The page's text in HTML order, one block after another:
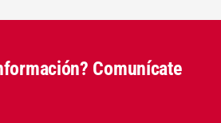
Comunícate